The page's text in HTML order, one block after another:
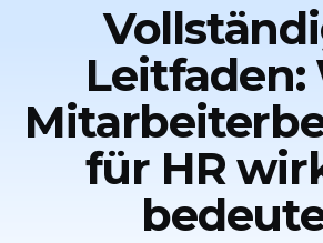
Leitfaden:
für HR